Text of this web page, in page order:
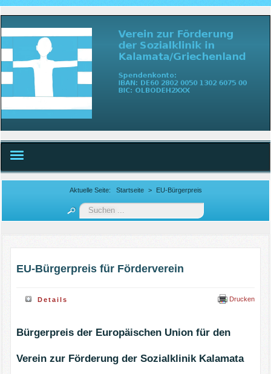
Home
Links
Veranstaltungen
Aktuelle Seite: Startseite > EU-Bürgerpreis
Suchen
...
EU-Bürgerpreis für Förderverein
Drucken
Details
Bürgerpreis der Europäischen Union für den
Verein zur Förderung der Sozialklinik Kalamata